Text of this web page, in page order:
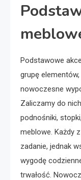
Podstawowe
grupę
nowoczesne
Zaliczamy do
podnośniki,
meblowe. Każdy
zadanie, jednak
wygodę
trwałość.